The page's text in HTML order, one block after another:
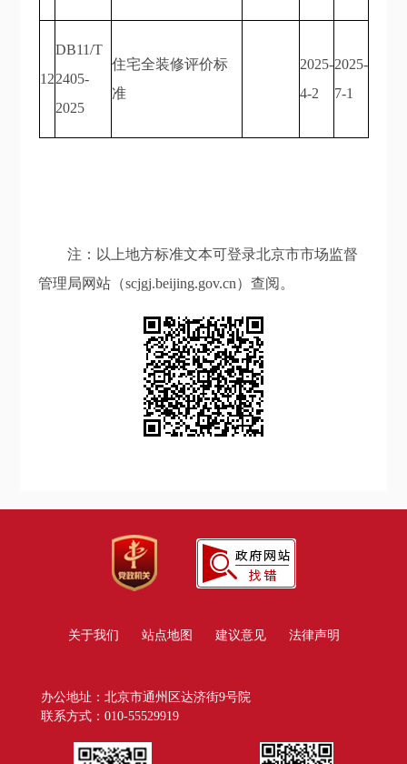
12
DB11/T
2405-
2025
住宅全装修评价标
准
2025-
4-2
2025-
7-1
注：以上地方标准文本可登录北京市市场监督
管理局网站（scjgj.beijing.gov.cn）查阅。
关于我们 站点地图 建议意见 法律声明
办公地址：北京市通州区达济街9号院
联系方式：010-55529919